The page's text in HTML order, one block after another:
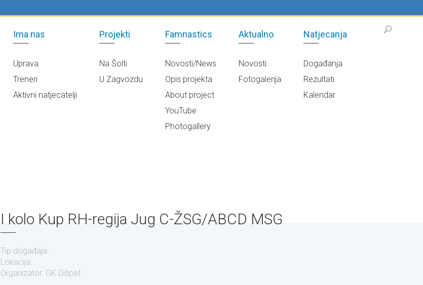
Ima nas
Uprava
Treneri
Aktivni natjecatelji
Projekti
Na Šolti
U Zagvozdu
Famnastics
Novosti/News
Opis projekta
About project
YouTube
Photogallery
Aktualno
Novosti
Fotogalerija
Natjecanja
Događanja
Rezultati
Kalendar
I kolo Kup RH-regija Jug C-ŽSG/ABCD MSG
Tip događaja:
Lokacija:
Organizator: GK Dišpet